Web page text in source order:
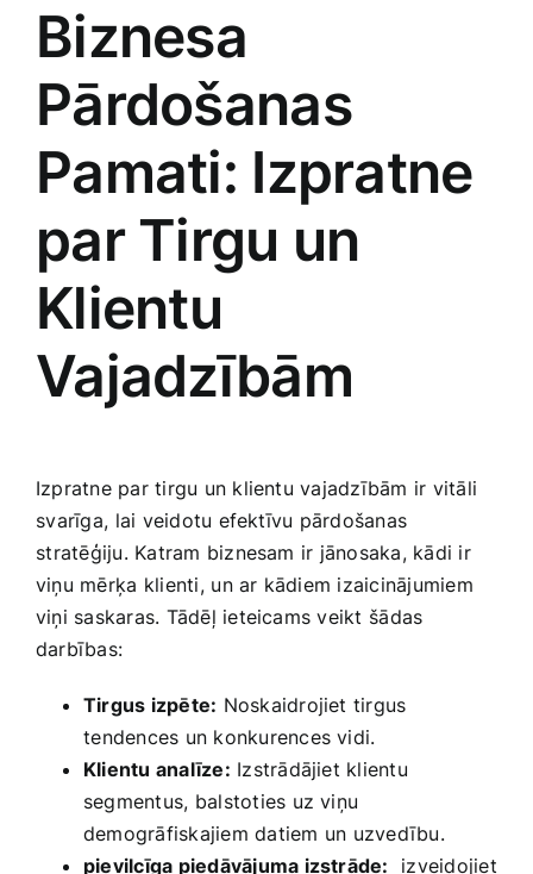
Biznesa
Pārdošanas ​
Pamati: Izpratne
par Tirgu un
Klientu
Vajadzībām
Izpratne par tirgu un klientu vajadzībām ‌ir vitāli
⁣svarīga,⁢ lai‌ veidotu efektīvu pārdošanas
⁤stratēģiju. Katram biznesam ir jānosaka, kādi ir
viņu mērķa ⁤klienti,⁣ un ar‌ kādiem izaicinājumiem
‌viņi saskaras. Tādēļ ieteicams ‌veikt⁣ šādas
darbības:
Tirgus izpēte: Noskaidrojiet tirgus
⁣tendences un ‌konkurences vidi.
Klientu analīze: ‍Izstrādājiet klientu
segmentus,⁤ balstoties uz viņu
demogrāfiskajiem datiem⁣ un uzvedību.
pievilcīga ‌piedāvājuma izstrāde: ​ izveidojiet